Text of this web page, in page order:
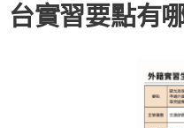
台實習要點有